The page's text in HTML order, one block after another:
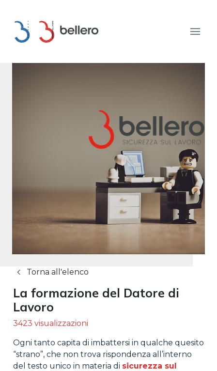
Torna all'elenco
La formazione del Datore di
Lavoro
3423 visualizzazioni
Ogni tanto capita di imbattersi in qualche quesito
“strano”, che non trova rispondenza all’interno
del testo unico in materia di sicurezza sul